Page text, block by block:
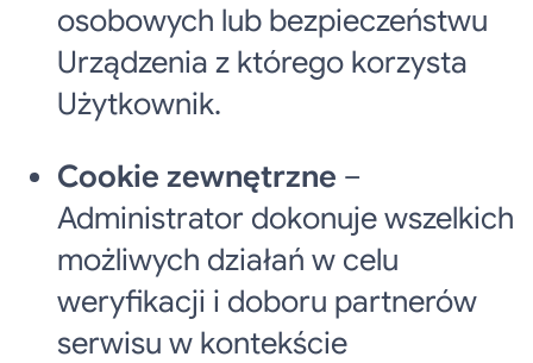
osobowych lub bezpieczeństwu
Urządzenia z którego korzysta
Użytkownik.
Cookie zewnętrzne –
Administrator dokonuje wszelkich
możliwych działań w celu
weryfikacji i doboru partnerów
serwisu w kontekście